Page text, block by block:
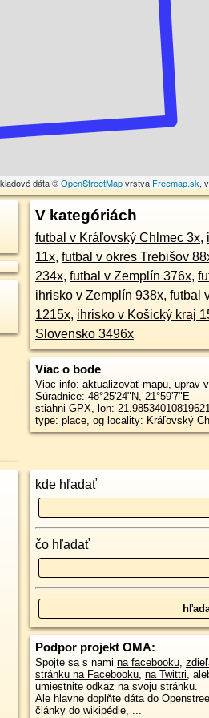
dáta ©OpenStreetMapvrstva Freemap.sk,
V kategóriách
futbal v Kráľovský Chlmec 3x,
11x, futbal v okres Trebišov
234x, futbal v Zemplín 376x,
ihrisko v Zemplín 938x, futbal
1215x, ihrisko v Košický kraj
Slovensko 3496x
Viac o bode
Viac info: aktualizovať mapu, uprav
Súradnice: 48°25'24"N, 21°59'7"E
stiahni GPX, lon:
type: place, og locality: Kráľovský
kde hľadať
čo hľadať
Podpor projekt OMA:
Spojte sa s nami na facebooku,
stránku na Facebooku, na Twittri,
umiestnite odkaz na svoju stránku.
Ale hlavne doplňte dáta do
články do wikipédie, ...